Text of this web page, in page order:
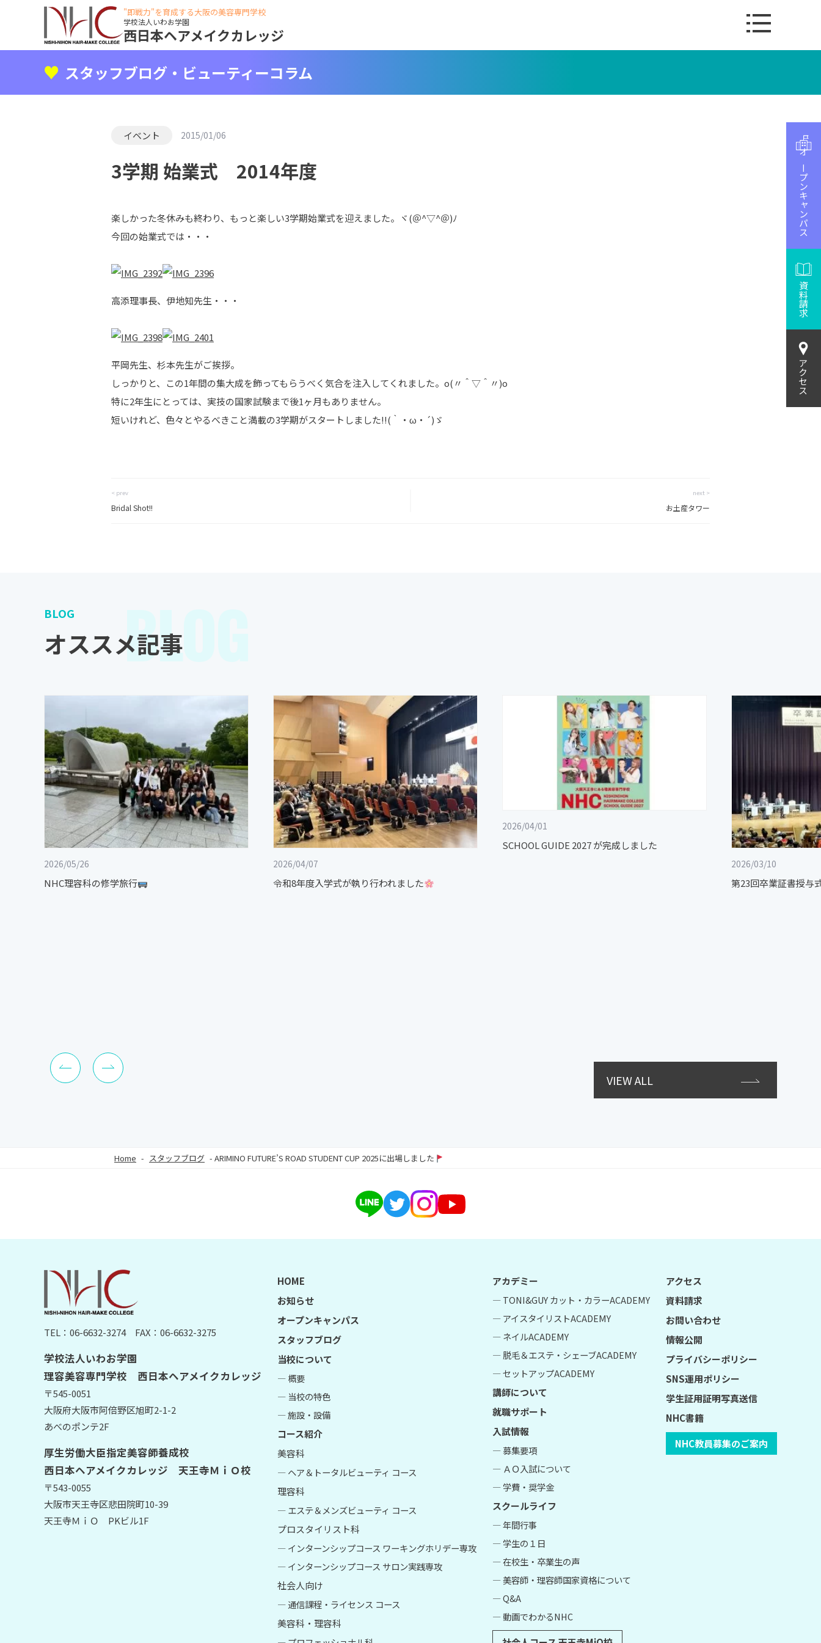
"即戦力"を育成する大阪の美容専門学校
学校法人いわお学園
西日本ヘアメイクカレッジ
オープンキャンパス
資料請求
アクセス
スタッフブログ・ビューティーコラム
イベント 2015/01/06
3学期 始業式 2014年度
楽しかった冬休みも終わり、もっと楽しい3学期始業式を迎えました。ヾ(＠^▽^＠)ﾉ
今回の始業式では・・・
高添理事長、伊地知先生・・・
平岡先生、杉本先生がご挨拶。
しっかりと、この1年間の集大成を飾ってもらうべく気合を注入してくれました。o(〃＾▽＾〃)o
特に2年生にとっては、実技の国家試験まで後1ヶ月もありません。
短いけれど、色々とやるべきこと満載の3学期がスタートしました!!(｀・ω・´)ゞ
< prev
Bridal Shot!!
next >
お土産タワー
BLOG
オススメ記事
BLOG
2026/05/26
NHC理容科の修学旅行
2026/04/07
令和8年度入学式が執り行われました
2026/04/01
SCHOOL GUIDE 2027 が完成しました
2026/03/10
第23回卒業証書授与
VIEW ALL
Home - スタッフブログ - ARIMINO FUTURE’S ROAD STUDENT CUP 2025に出場しました
TEL：06-6632-3274FAX：06-6632-3275
学校法人いわお学園
理容美容専門学校 西日本ヘアメイクカレッジ
〒545-0051
大阪府大阪市阿倍野区旭町2-1-2
あべのポンテ2F
厚生労働大臣指定美容師養成校
西日本ヘアメイクカレッジ 天王寺ＭｉＯ校
〒543-0055
大阪市天王寺区悲田院町10-39
天王寺ＭｉＯ PKビル1F
HOME
お知らせ
オープンキャンパス
スタッフブログ
当校について
― 概要
― 当校の特色
― 施設・設備
コース紹介
美容科
― ヘア＆トータルビューティ コース
理容科
― エステ＆メンズビューティ コース
プロスタイリスト科
― インターンシップコース ワーキングホリデー専攻
― インターンシップコース サロン実践専攻
社会人向け
― 通信課程・ライセンス コース
美容科・理容科
アカデミー
― TONI&GUY カット・カラーACADEMY
― アイスタイリストACADEMY
― ネイルACADEMY
― 脱毛＆エステ・シェーブACADEMY
― セットアップACADEMY
講師について
就職サポート
入試情報
― 募集要項
― ＡＯ入試について
― 学費・奨学金
スクールライフ
― 年間行事
― 学生の１日
― 在校生・卒業生の声
― 美容師・理容師国家資格について
― Q&A
― 動画でわかるNHC
アクセス
資料請求
お問い合わせ
情報公開
プライバシーポリシー
SNS運用ポリシー
学生証用証明写真送信
NHC書籍
NHC教員募集のご案内